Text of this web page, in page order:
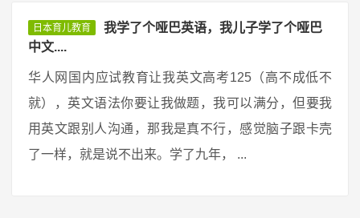
日本育儿教育
我学了个哑巴英语，我儿子学了个哑巴
中文....
华人网国内应试教育让我英文高考125（高不成低不
就），英文语法你要让我做题，我可以满分，但要我
用英文跟别人沟通，那我是真不行，感觉脑子跟卡壳
了一样，就是说不出来。学了九年， ...